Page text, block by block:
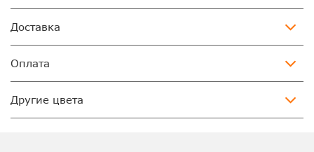
Доставка
Оплата
Другие цвета